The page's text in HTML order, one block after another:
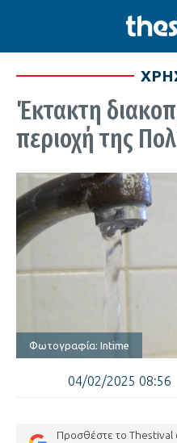
Έκτακτη
περιοχή της
Φωτογραφία: Intime
04/02/2025 08:56
Προσθέστε το Thestival